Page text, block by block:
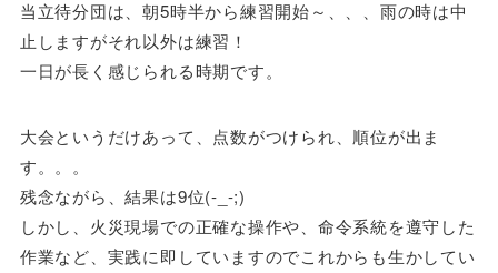
当立待分団は、朝5時半から練習開始～、、、雨の時は中
止しますがそれ以外は練習！
一日が長く感じられる時期です。
大会というだけあって、点数がつけられ、順位が出ま
す。。。
残念ながら、結果は9位(-_-;)
しかし、火災現場での正確な操作や、命令系統を遵守した
作業など、実践に即していますのでこれからも生かしてい